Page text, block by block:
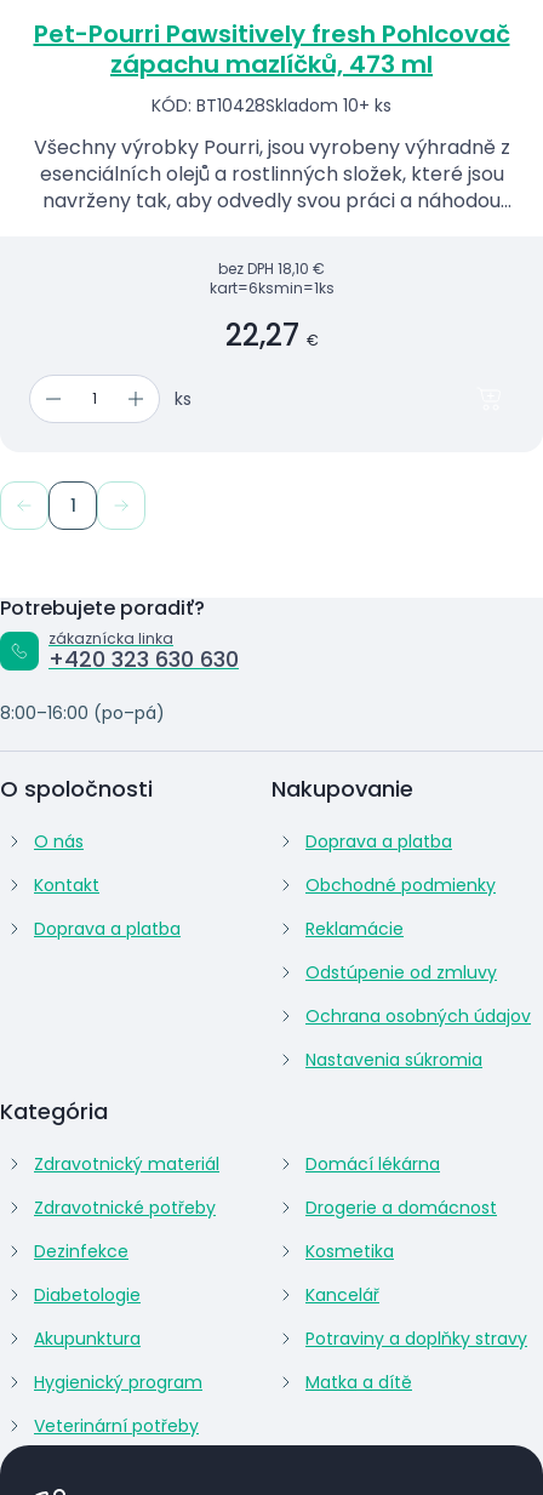
Pet-Pourri Pawsitively fresh Pohlcovač
zápachu mazlíčků, 473 ml
KÓD: BT10428Skladom 10+ ks
Všechny výrobky Pourri, jsou vyrobeny výhradně z
esenciálních olejů a rostlinných složek, které jsou
navrženy tak, aby odvedly svou práci a náhodou
bez DPH 18,10 €
kart=6ksmin=1ks
22,27 €
ks
1
Potrebujete poradiť?
zákaznícka linka
+420 323 630 630
8:00–16:00 (po–pá)
O spoločnosti
O nás
Kontakt
Doprava a platba
Kategória
Zdravotnický materiál
Zdravotnické potřeby
Dezinfekce
Diabetologie
Akupunktura
Hygienický program
Veterinární potřeby
Domácí lékárna
Drogerie a domácnost
Kosmetika
Kancelář
Potraviny a doplňky stravy
Matka a dítě
Nakupovanie
Doprava a platba
Obchodné podmienky
Reklamácie
Odstúpenie od zmluvy
Ochrana osobných údajov
Nastavenia súkromia